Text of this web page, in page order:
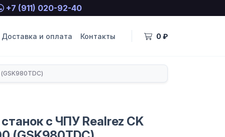
+7 (911) 020-92-40
Доставка и оплата Контакты 0 ₽
с ЧПУ Realrez CK